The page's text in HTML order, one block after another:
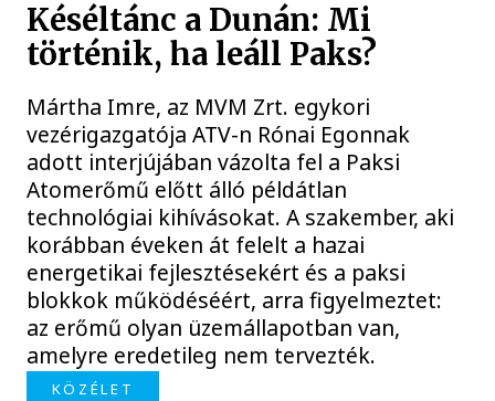
Késéltánc a Dunán: Mi
történik, ha leáll Paks?
Mártha Imre, az MVM Zrt. egykori
vezérigazgatója ATV-n Rónai Egonnak
adott interjújában vázolta fel a Paksi
Atomerőmű előtt álló példátlan
technológiai kihívásokat. A szakember, aki
korábban éveken át felelt a hazai
energetikai fejlesztésekért és a paksi
blokkok működéséért, arra figyelmeztet:
az erőmű olyan üzemállapotban van,
amelyre eredetileg nem tervezték.
KÖZÉLET